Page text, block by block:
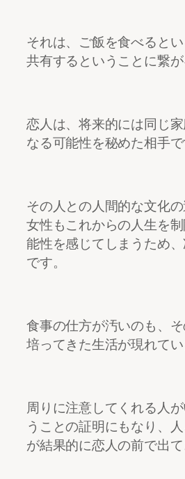
それは、ご飯を食べると
共有するということに繋が
恋人は、将来的には同じ
なる可能性を秘めた相手で
その人との人間的な文化
女性もこれからの人生を
能性を感じてしまうため
です。
食事の仕方が汚いのも、
培ってきた生活が現れてい
周りに注意してくれる人
うことの証明にもなり、
が結果的に恋人の前で出て